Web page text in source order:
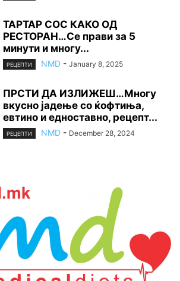
ТАРТАР СОС КАКО ОД
РЕСТОРАН…Се прави за 5
минути и многу...
РЕЦЕПТИ NMD - January 8, 2025
ПРСТИ ДА ИЗЛИЖЕШ…Многу
вкусно јадење со ќофтиња,
евтино и едноставно, рецепт...
РЕЦЕПТИ NMD - December 28, 2024